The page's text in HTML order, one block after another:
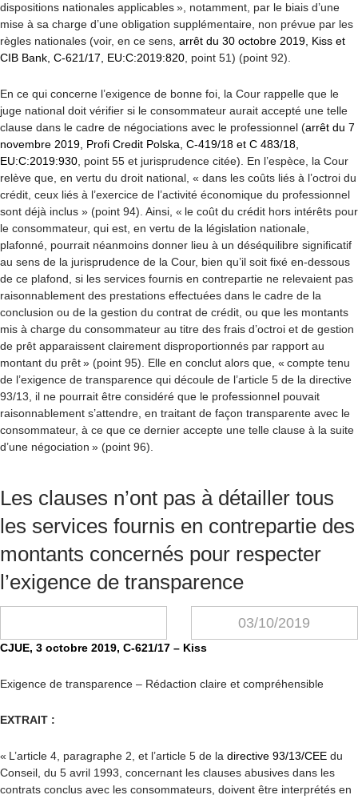
dispositions nationales applicables », notamment, par le biais d’une
mise à sa charge d’une obligation supplémentaire, non prévue par les
règles nationales (voir, en ce sens, arrêt du 30 octobre 2019, Kiss et
CIB Bank, C-621/17, EU:C:2019:820 , point 51) (point 92).
En ce qui concerne l’exigence de bonne foi , la Cour rappelle que le
juge national doit vérifier si le consommateur aurait accepté une telle
clause dans le cadre de négociations avec le professionnel (arrêt du 7
novembre 2019, Profi Credit Polska, C-419/18 et C 483/18,
EU:C:2019:930 , point 55 et jurisprudence citée). En l’espèce, la Cour
relève que, en vertu du droit national, « dans les coûts liés à l’octroi du
crédit, ceux liés à l’exercice de l’activité économique du professionnel
sont déjà inclus » (point 94). Ainsi, « le coût du crédit hors intérêts pour
le consommateur, qui est, en vertu de la législation nationale,
plafonné, pourrait néanmoins donner lieu à un déséquilibre significatif
au sens de la jurisprudence de la Cour, bien qu’il soit fixé en-dessous
de ce plafond, si les services fournis en contrepartie ne relevaient pas
raisonnablement des prestations effectuées dans le cadre de la
conclusion ou de la gestion du contrat de crédit, ou que les montants
mis à charge du consommateur au titre des frais d’octroi et de gestion
de prêt apparaissent clairement disproportionnés par rapport au
montant du prêt » (point 95). Elle en conclut alors que, « compte tenu
de l’exigence de transparence qui découle de l’article 5 de la directive
93/13, il ne pourrait être considéré que le professionnel pouvait
raisonnablement s’attendre, en traitant de façon transparente avec le
consommateur, à ce que ce dernier accepte une telle clause à la suite
d’une négociation » (point 96).
Les clauses n’ont pas à détailler tous
les services fournis en contrepartie des
montants concernés pour respecter
l’exigence de transparence
03/10/2019
CJUE, 3 octobre 2019, C-621/17 – Kiss
Exigence de transparence – Rédaction claire et compréhensible
EXTRAIT :
« L’article 4, paragraphe 2, et l’article 5 de la directive 93/13/CEE du
Conseil, du 5 avril 1993, concernant les clauses abusives dans les
contrats conclus avec les consommateurs, doivent être interprétés en